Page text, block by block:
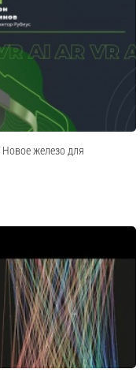
железо для